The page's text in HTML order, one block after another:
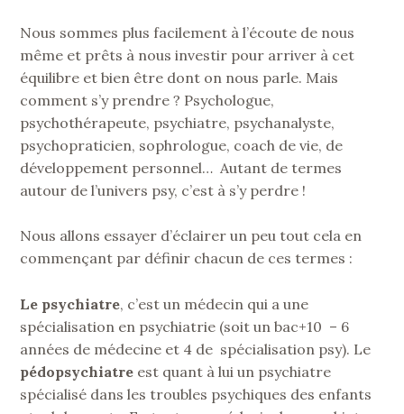
Nous sommes plus facilement à l’écoute de nous
même et prêts à nous investir pour arriver à cet
équilibre et bien être dont on nous parle. Mais
comment s’y prendre ? Psychologue,
psychothérapeute, psychiatre, psychanalyste,
psychopraticien, sophrologue, coach de vie, de
développement personnel… Autant de termes
autour de l’univers psy, c’est à s’y perdre !
Nous allons essayer d’éclairer un peu tout cela en
commençant par définir chacun de ces termes :
Le psychiatre, c’est un médecin qui a une
spécialisation en psychiatrie (soit un bac+10 – 6
années de médecine et 4 de spécialisation psy). Le
pédopsychiatre est quant à lui un psychiatre
spécialisé dans les troubles psychiques des enfants